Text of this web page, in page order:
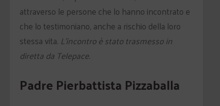
attraverso le persone che lo hanno incontrato e
che lo testimoniano, anche a rischio della loro
stessa vita. L’incontro è stato trasmesso in
diretta da Telepace.
Padre Pierbattista Pizzaballa